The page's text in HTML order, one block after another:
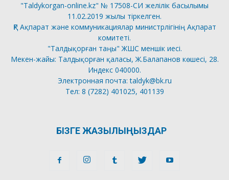
"Taldykorgan-online.kz" № 17508-СИ желілік басылымы
11.02.2019 жылы тіркелген.
ҚР Ақпарат және коммуникациялар министрлігінің Ақпарат
комитеті.
"Талдықорған таңы" ЖШС меншік иесі.
Мекен-жайы: Талдықорған қаласы, Ж.Балапанов көшесі, 28.
Индекс 040000.
Электронная почта: taldyk@bk.ru
Тел: 8 (7282) 401025, 401139
БІЗГЕ ЖАЗЫЛЫҢЫЗДАР